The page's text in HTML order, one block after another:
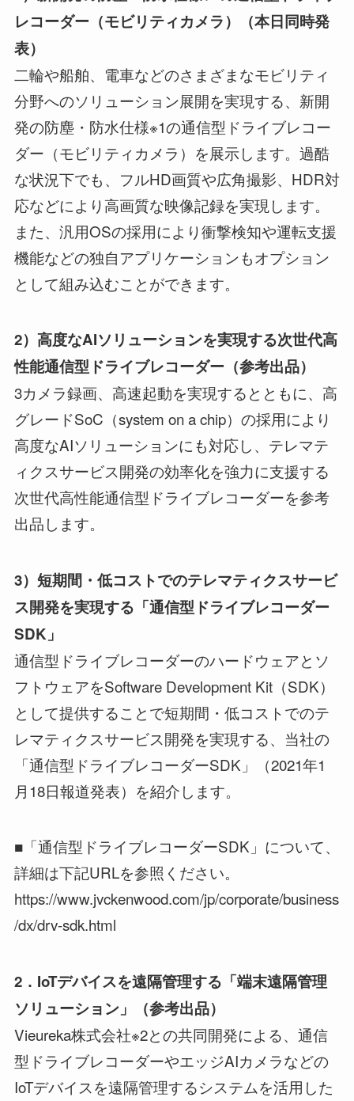
レコーダー（モビリティカメラ）
（本日同時発
表）
二輪や船舶、電車などのさまざまなモビリティ
分野へのソリューション展開を実現する、新開
発の防塵・防水仕様※1の通信型ドライブレコー
ダー（モビリティカメラ）を展示します。過酷
な状況下でも、フルHD画質や広角撮影、HDR対
応などにより高画質な映像記録を実現します。
また、汎用OSの採用により衝撃検知や運転支援
機能などの独自アプリケーションもオプション
として組み込むことができます。
2） 高度なAIソリューションを実現する次世代高
性能通信型ドライブレコーダー （参考出品）
3カメラ録画、高速起動を実現するとともに、高
グレードSoC（system on a chip）の採用により
高度なAIソリューションにも対応し、テレマテ
ィクスサービス開発の効率化を強力に支援する
次世代高性能通信型ドライブレコーダーを参考
出品します。
3） 短期間・低コストでのテレマティクスサービ
ス開発を実現する「通信型ドライブレコーダー
SDK」
通信型ドライブレコーダーのハードウェアとソ
フトウェアをSoftware Development Kit（SDK）
として提供することで短期間・低コストでのテ
レマティクスサービス開発を実現する、当社の
「通信型ドライブレコーダーSDK」（2021年1
月18日報道発表）を紹介します。
■「通信型ドライブレコーダーSDK」について、
詳細は下記URLを参照ください。
https://www.jvckenwood.com/jp/corporate/business
/dx/drv-sdk.html
2．IoTデバイスを遠隔管理する「端末遠隔管理
ソリューション 」（参考出品）
Vieureka株式会社※2との共同開発による、通信
型ドライブレコーダーやエッジAIカメラなどの
IoTデバイスを遠隔管理するシステムを活用した